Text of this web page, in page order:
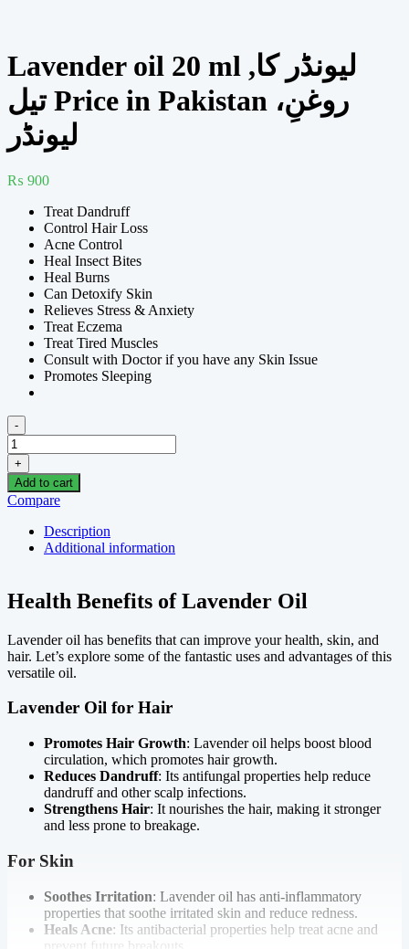
Lavender oil 20 ml ,لیونڈر کا
تیل Price in Pakistan ،روغنِ
لیونڈر
₨ 900
Treat Dandruff
Control Hair Loss
Acne Control
Heal Insect Bites
Heal Burns
Can Detoxify Skin
Relieves Stress & Anxiety
Treat Eczema
Treat Tired Muscles
Consult with Doctor if you have any Skin Issue
Promotes Sleeping
-
Lavender
oil
20
ml
,لیونڈر
Pakistan
،روغنِ
quantity
+
Add to cart
Compare
Description
Additional information
Health Benefits of Lavender Oil
Lavender oil has benefits that can improve your health, skin, and
hair. Let’s explore some of the fantastic uses and advantages of this
versatile oil.
Lavender Oil for Hair
Promotes Hair Growth: Lavender oil helps boost blood
circulation, which promotes hair growth.
Reduces Dandruff: Its antifungal properties help reduce
dandruff and other scalp infections.
Strengthens Hair: It nourishes the hair, making it stronger
and less prone to breakage.
For Skin
Soothes Irritation: Lavender oil has anti-inflammatory
properties that soothe irritated skin and reduce redness.
Heals Acne: Its antibacterial properties help treat acne and
prevent future breakouts.